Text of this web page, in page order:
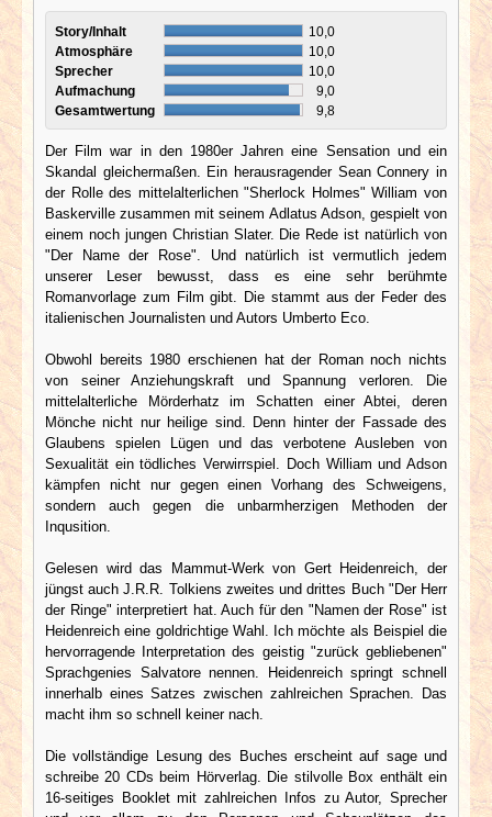
Story/Inhalt
10,0
Atmosphäre
10,0
Sprecher
10,0
Aufmachung
9,0
Gesamtwertung
9,8
Der Film war in den 1980er Jahren eine Sensation und ein
Skandal gleichermaßen. Ein herausragender Sean Connery in
der Rolle des mittelalterlichen "Sherlock Holmes" William von
Baskerville zusammen mit seinem Adlatus Adson, gespielt von
einem noch jungen Christian Slater. Die Rede ist natürlich von
"Der Name der Rose". Und natürlich ist vermutlich jedem
unserer Leser bewusst, dass es eine sehr berühmte
Romanvorlage zum Film gibt. Die stammt aus der Feder des
italienischen Journalisten und Autors Umberto Eco.
Obwohl bereits 1980 erschienen hat der Roman noch nichts
von seiner Anziehungskraft und Spannung verloren. Die
mittelalterliche Mörderhatz im Schatten einer Abtei, deren
Mönche nicht nur heilige sind. Denn hinter der Fassade des
Glaubens spielen Lügen und das verbotene Ausleben von
Sexualität ein tödliches Verwirrspiel. Doch William und Adson
kämpfen nicht nur gegen einen Vorhang des Schweigens,
sondern auch gegen die unbarmherzigen Methoden der
Inqusition.
Gelesen wird das Mammut-Werk von Gert Heidenreich, der
jüngst auch J.R.R. Tolkiens zweites und drittes Buch "Der Herr
der Ringe" interpretiert hat. Auch für den "Namen der Rose" ist
Heidenreich eine goldrichtige Wahl. Ich möchte als Beispiel die
hervorragende Interpretation des geistig "zurück gebliebenen"
Sprachgenies Salvatore nennen. Heidenreich springt schnell
innerhalb eines Satzes zwischen zahlreichen Sprachen. Das
macht ihm so schnell keiner nach.
Die vollständige Lesung des Buches erscheint auf sage und
schreibe 20 CDs beim Hörverlag. Die stilvolle Box enthält ein
16-seitiges Booklet mit zahlreichen Infos zu Autor, Sprecher